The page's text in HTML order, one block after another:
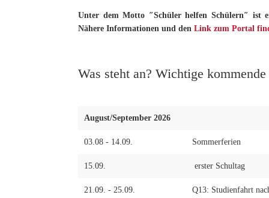
Unter dem Motto ″Schüler helfen Schülern″ ist
Nähere Informationen und den Link zum Portal
Was steht an? Wichtige
August/September 2026
03.08 - 14.09. Sommerferien
15.09. erster Schultag
21.09. - 25.09. Q13: Studienfahrt